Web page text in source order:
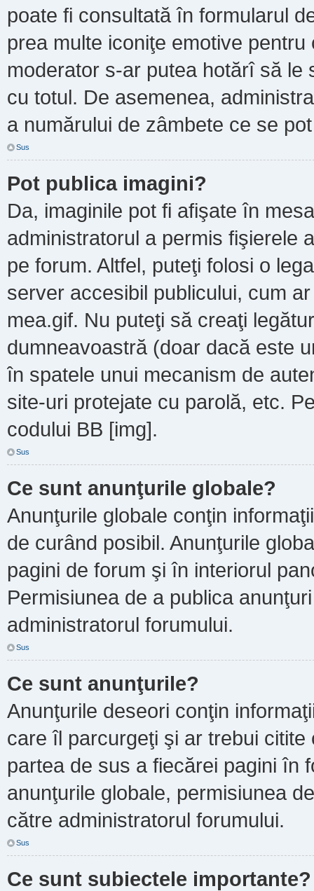
poate fi consultată în formularul
prea multe iconiţe emotive
moderator s-ar putea hotărî să
cu totul. De asemenea,
a numărului de zâmbete ce se
Sus
Pot publica imagini?
Da, imaginile pot fi afişate în
administratorul a permis fişierele
pe forum. Altfel, puteţi folosi o
server accesibil publicului, cum
mea.gif. Nu puteţi să creaţi
dumneavoastră (doar dacă este
în spatele unui mecanism de
site-uri protejate cu parolă, etc.
codului BB [img].
Sus
Ce sunt anunţurile globale?
Anunţurile globale conţin
de curând posibil. Anunţurile
pagini de forum şi în interiorul
Permisiunea de a publica
administratorul forumului.
Sus
Ce sunt anunţurile?
Anunţurile deseori conţin
care îl parcurgeţi şi ar trebui
partea de sus a fiecărei pagini în
anunţurile globale, permisiunea
către administratorul forumului.
Sus
Ce sunt subiectele importante?